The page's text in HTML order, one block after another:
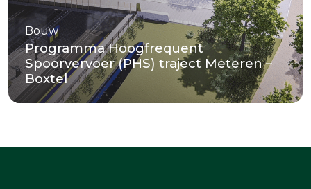
Bouw
Programma Hoogfrequent
Spoorvervoer (PHS) traject Meteren –
Boxtel